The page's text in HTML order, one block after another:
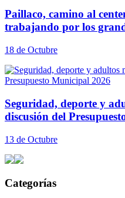
Paillaco, camino al
trabajando por los
18 de Octubre
Seguridad, deporte y
discusión del
13 de Octubre
Categorías